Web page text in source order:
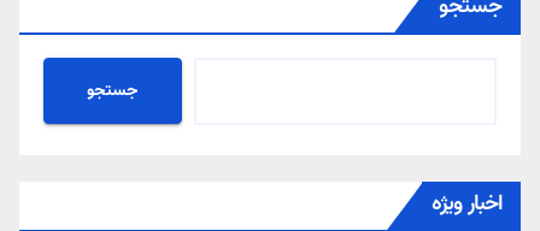
جستجو
جستجو
اخبار ویژه